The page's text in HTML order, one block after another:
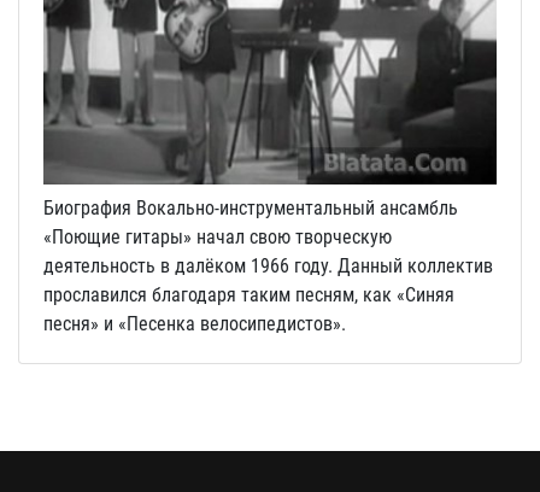
Биография Вокально-инструментальный ансамбль
«Поющие гитары» начал свою творческую
деятельность в далёком 1966 году. Данный коллектив
прославился благодаря таким песням, как «Синяя
песня» и «Песенка велосипедистов».